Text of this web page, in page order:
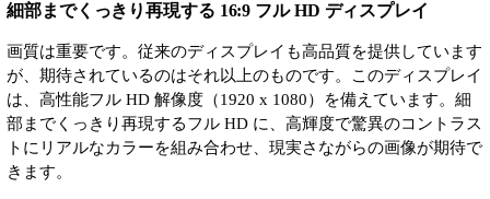
細部までくっきり再現する 16:9 フル HD ディスプレイ
画質は重要です。従来のディスプレイも高品質を提供しています
が、期待されているのはそれ以上のものです。このディスプレイ
は、高性能フル HD 解像度（1920 x 1080）を備えています。細
部までくっきり再現するフル HD に、高輝度で驚異のコントラス
トにリアルなカラーを組み合わせ、現実さながらの画像が期待で
きます。